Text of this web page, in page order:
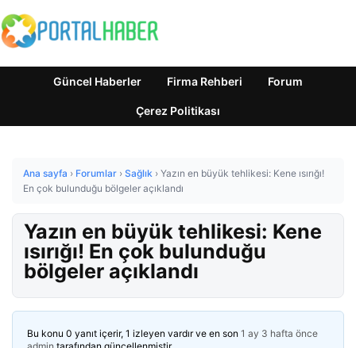
Güncel Haberler Firma Rehberi Forum
Çerez Politikası
Ana sayfa › Forumlar › Sağlık › Yazın en büyük tehlikesi: Kene ısırığı!
En çok bulunduğu bölgeler açıklandı
Yazın en büyük tehlikesi: Kene
ısırığı! En çok bulunduğu
bölgeler açıklandı
Bu konu 0 yanıt içerir, 1 izleyen vardır ve en son 1 ay 3 hafta önce